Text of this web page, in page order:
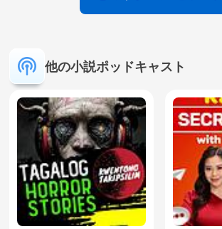
他の小説ポッドキャスト